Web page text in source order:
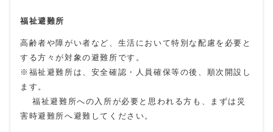
福祉避難所
高齢者や障がい者など、生活において特別な配慮を必要と
する方々が対象の避難所です。
※福祉避難所は、安全確認・人員確保等の後、順次開設し
ます。
福祉避難所への入所が必要と思われる方も、まずは災
害時避難所へ避難してください。